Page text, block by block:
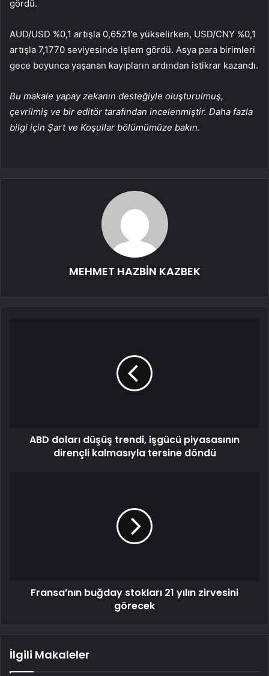
gördü.
AUD/USD %0,1 artışla 0,6521’e yükselirken, USD/CNY %0,1
artışla 7,1770 seviyesinde işlem gördü. Asya para birimleri
gece boyunca yaşanan kayıpların ardından istikrar kazandı.
Bu makale yapay zekanın desteğiyle oluşturulmuş,
çevrilmiş ve bir editör tarafından incelenmiştir. Daha fazla
bilgi için Şart ve Koşullar bölümümüze bakın.
MEHMET HAZBİN KAZBEK
ABD doları düşüş trendi, işgücü piyasasının
dirençli kalmasıyla tersine döndü
Fransa’nın buğday stokları 21 yılın zirvesini
görecek
İlgili Makaleler